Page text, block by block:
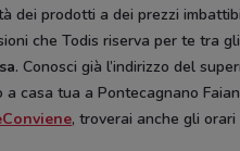
dei prodotti a dei prezzi
che Todis riserva per te tra gli
. Conosci già l’indirizzo del
a casa tua a Pontecagnano
, troverai anche gli